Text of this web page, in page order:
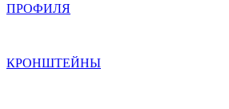
ПРОФИЛЯ
КРОНШТЕЙНЫ